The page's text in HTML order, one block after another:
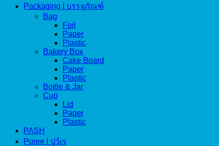
Packaging | บรรจุภัณฑ์
Bag
Foil
Paper
Plastic
Bakery Box
Cake Board
Paper
Plastic
Bottle & Jar
Cup
Lid
Paper
Plastic
PASH
Puree | ปูว์เร